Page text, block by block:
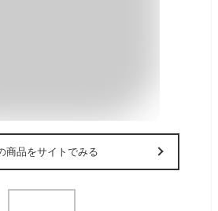
商品をサイトでみる